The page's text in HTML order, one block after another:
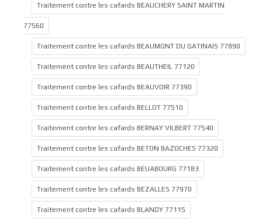
Traitement contre les cafards BEAUCHERY SAINT MARTIN
77560
Traitement contre les cafards BEAUMONT DU GATINAIS 77890
Traitement contre les cafards BEAUTHEIL 77120
Traitement contre les cafards BEAUVOIR 77390
Traitement contre les cafards BELLOT 77510
Traitement contre les cafards BERNAY VILBERT 77540
Traitement contre les cafards BETON BAZOCHES 77320
Traitement contre les cafards BEUABOURG 77183
Traitement contre les cafards BEZALLES 77970
Traitement contre les cafards BLANDY 77115